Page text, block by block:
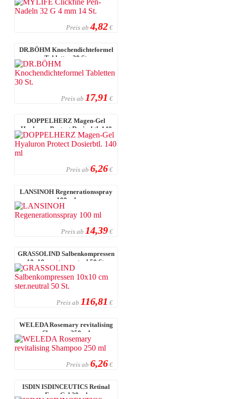
Preis ab 4,82 €
DR.BÖHM Knochendichteformel
Tabletten 30 St.
Preis ab 17,91 €
DOPPELHERZ Magen-Gel
Hyaluron Protect Dosierbtl. 140
ml
Preis ab 6,26 €
LANSINOH Regenerationsspray
100 ml
Preis ab 14,39 €
GRASSOLIND Salbenkompressen
10x10 cm ster.neutral 50 St.
Preis ab 116,81 €
WELEDA Rosemary revitalising
Shampoo 250 ml
Preis ab 6,26 €
ISDIN ISDINCEUTICS Retinal
Eyes Gel 20 ml